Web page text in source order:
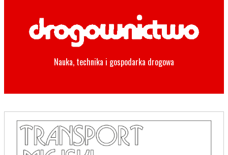
Nauka, technika i gospodarka drogowa